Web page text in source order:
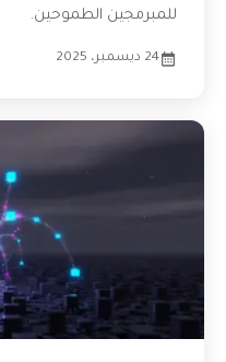
للمبرمجين الطموحين.
24 ديسمبر، 2025